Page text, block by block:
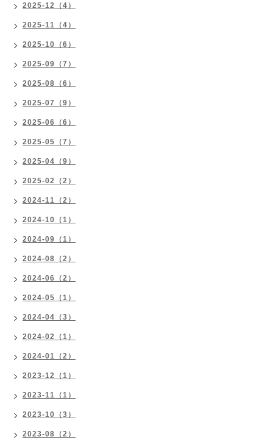
2025-12（4）
2025-11（4）
2025-10（6）
2025-09（7）
2025-08（6）
2025-07（9）
2025-06（6）
2025-05（7）
2025-04（9）
2025-02（2）
2024-11（2）
2024-10（1）
2024-09（1）
2024-08（2）
2024-06（2）
2024-05（1）
2024-04（3）
2024-02（1）
2024-01（2）
2023-12（1）
2023-11（1）
2023-10（3）
2023-08（2）